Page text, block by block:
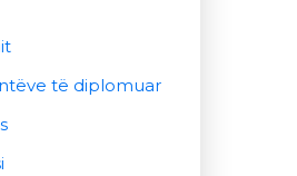
të diplomuar